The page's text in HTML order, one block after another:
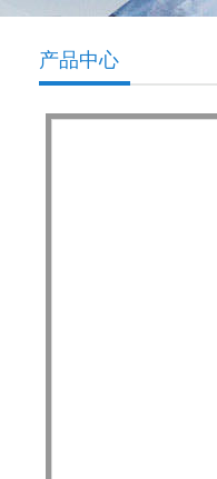
产品中心